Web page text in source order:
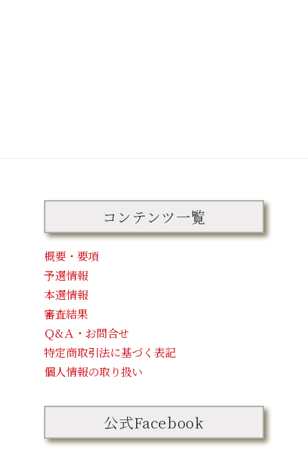
コンテンツ一覧
概要・要項
予選情報
本選情報
審査結果
Ｑ&Ａ・お問合せ
特定商取引法に基づく表記
個人情報の取り扱い
公式Facebook